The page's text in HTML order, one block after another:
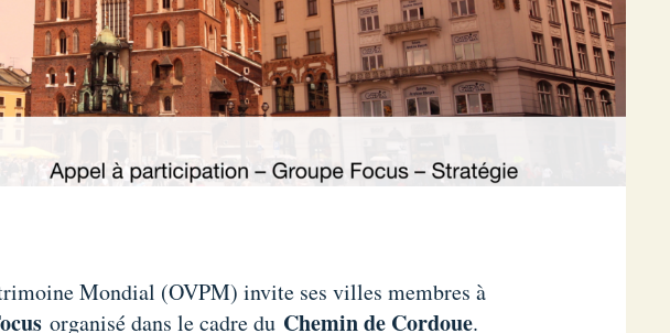
Mondial (OVPM) invite ses villes membres à
organisé dans le cadre du Chemin de Cordoue.